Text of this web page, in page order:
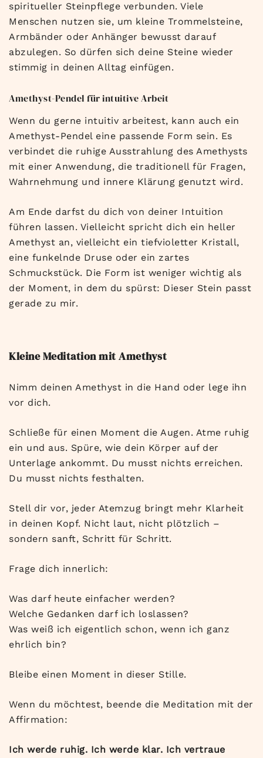
spiritueller Steinpflege verbunden. Viele
Menschen nutzen sie, um kleine Trommelsteine,
Armbänder oder Anhänger bewusst darauf
abzulegen. So dürfen sich deine Steine wieder
stimmig in deinen Alltag einfügen.
Amethyst-Pendel für intuitive Arbeit
Wenn du gerne intuitiv arbeitest, kann auch ein
Amethyst-Pendel eine passende Form sein. Es
verbindet die ruhige Ausstrahlung des Amethysts
mit einer Anwendung, die traditionell für Fragen,
Wahrnehmung und innere Klärung genutzt wird.
Am Ende darfst du dich von deiner Intuition
führen lassen. Vielleicht spricht dich ein heller
Amethyst an, vielleicht ein tiefvioletter Kristall,
eine funkelnde Druse oder ein zartes
Schmuckstück. Die Form ist weniger wichtig als
der Moment, in dem du spürst: Dieser Stein passt
gerade zu mir.
Kleine Meditation mit Amethyst
Nimm deinen Amethyst in die Hand oder lege ihn
vor dich.
Schließe für einen Moment die Augen. Atme ruhig
ein und aus. Spüre, wie dein Körper auf der
Unterlage ankommt. Du musst nichts erreichen.
Du musst nichts festhalten.
Stell dir vor, jeder Atemzug bringt mehr Klarheit
in deinen Kopf. Nicht laut, nicht plötzlich –
sondern sanft, Schritt für Schritt.
Frage dich innerlich:
Was darf heute einfacher werden?
Welche Gedanken darf ich loslassen?
Was weiß ich eigentlich schon, wenn ich ganz
ehrlich bin?
Bleibe einen Moment in dieser Stille.
Wenn du möchtest, beende die Meditation mit der
Affirmation:
Ich werde ruhig. Ich werde klar. Ich vertraue